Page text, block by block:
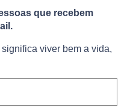
que recebem
viver bem a vida,